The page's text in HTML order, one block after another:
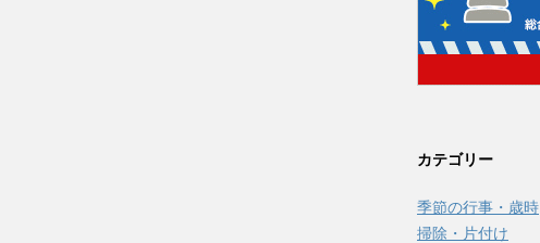
カテゴリー
季節の行事・歳時
掃除・片付け